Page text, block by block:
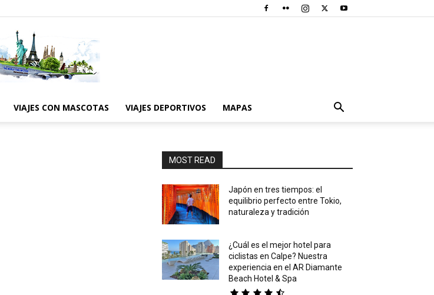
VIAJES CON MASCOTAS VIAJES DEPORTIVOS MAPAS
MOST READ
Japón en tres tiempos: el
equilibrio perfecto entre Tokio,
naturaleza y tradición
¿Cuál es el mejor hotel para
ciclistas en Calpe? Nuestra
experiencia en el AR Diamante
Beach Hotel & Spa